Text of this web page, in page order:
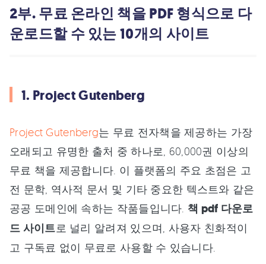
2부. 무료 온라인 책을 PDF 형식으로 다
운로드할 수 있는 10개의 사이트
1. Project Gutenberg
Project Gutenberg는 무료 전자책을 제공하는 가장
오래되고 유명한 출처 중 하나로, 60,000권 이상의
무료 책을 제공합니다. 이 플랫폼의 주요 초점은 고
전 문학, 역사적 문서 및 기타 중요한 텍스트와 같은
공공 도메인에 속하는 작품들입니다. 책 pdf 다운로
드 사이트로 널리 알려져 있으며, 사용자 친화적이
고 구독료 없이 무료로 사용할 수 있습니다.